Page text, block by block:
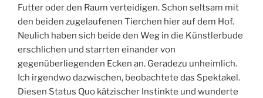
Futter oder den Raum verteidigen. Schon seltsam mit
den beiden zugelaufenen Tierchen hier auf dem Hof.
Neulich haben sich beide den Weg in die Künstlerbude
erschlichen und starrten einander von
gegenüberliegenden Ecken an. Geradezu unheimlich.
Ich irgendwo dazwischen, beobachtete das Spektakel.
Diesen Status Quo kätzischer Instinkte und wunderte